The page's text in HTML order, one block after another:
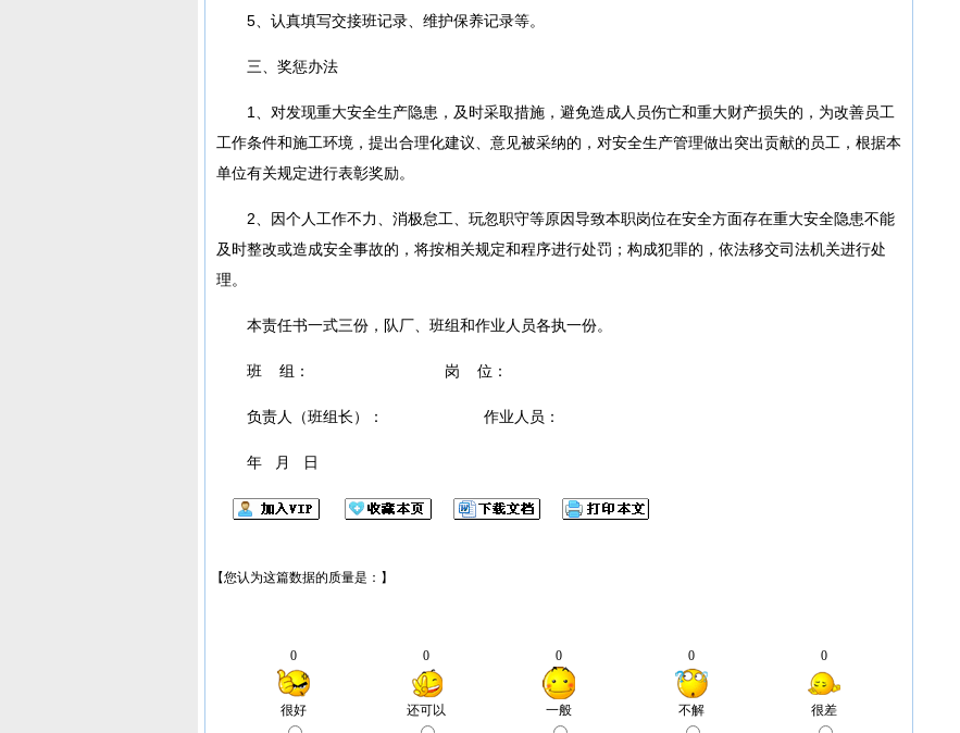
5、认真填写交接班记录、维护保养记录等。
三、奖惩办法
1、对发现重大安全生产隐患，及时采取措施，避免造成人员伤亡和重大财产损失的，为改善员工
工作条件和施工环境，提出合理化建议、意见被采纳的，对安全生产管理做出突出贡献的员工，根据本
单位有关规定进行表彰奖励。
2、因个人工作不力、消极怠工、玩忽职守等原因导致本职岗位在安全方面存在重大安全隐患不能
及时整改或造成安全事故的，将按相关规定和程序进行处罚；构成犯罪的，依法移交司法机关进行处
理。
本责任书一式三份，队厂、班组和作业人员各执一份。
班 组： 岗 位：
负责人（班组长）： 作业人员：
年 月 日